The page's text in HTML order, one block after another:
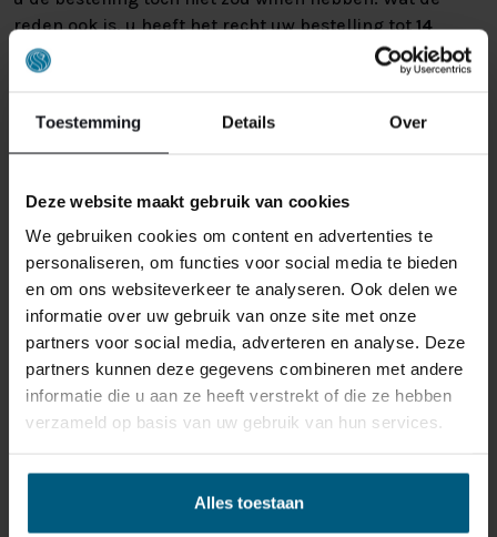
Toestemming Details Over
Deze website maakt gebruik van cookies
We gebruiken cookies om content en advertenties te
personaliseren, om functies voor social media te bieden
en om ons websiteverkeer te analyseren. Ook delen we
informatie over uw gebruik van onze site met onze
partners voor social media, adverteren en analyse. Deze
partners kunnen deze gegevens combineren met andere
informatie die u aan ze heeft verstrekt of die ze hebben
verzameld op basis van uw gebruik van hun services.
Alles toestaan
reden ook is, u heeft het recht uw bestelling tot14
dagen na ontvangst zonder opgave van reden te
annuleren
. Behandel het product met zorg en zorg
Mocht het product beschadigd zijn of is de verpakking
meer beschadigd dan nodig, dan kunnen we deze
doorberekenen.
GERELATEERDE PRODUCTEN